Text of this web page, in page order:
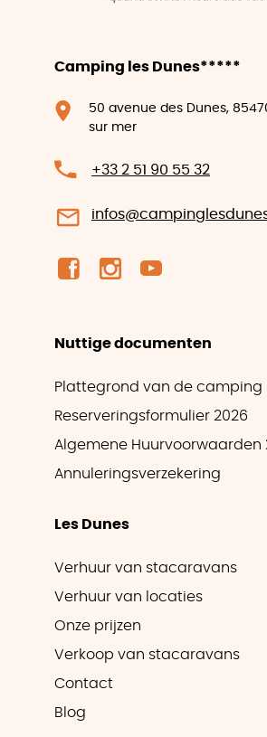
Camping les Dunes*****
50 avenue des Dunes,
sur mer
+33 2 51 90 55 32
Nuttige documenten
Plattegrond van de camping
Reserveringsformulier 2026
Algemene Huurvoorwaarden
Annuleringsverzekering
Les Dunes
Verhuur van stacaravans
Verhuur van locaties
Onze prijzen
Verkoop van stacaravans
Contact
Blog